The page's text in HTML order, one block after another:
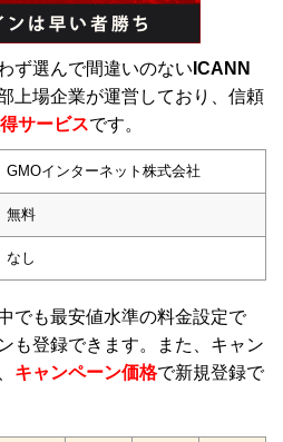
ず選んで間違いのない ICANN
上場企業が運営しており、信頼
サービスです。
GMOインターネット株式会社
無料
なし
でも最安値水準の料金設定で
も登録できます。また、キャン
キャンペーン価格で新規登録で